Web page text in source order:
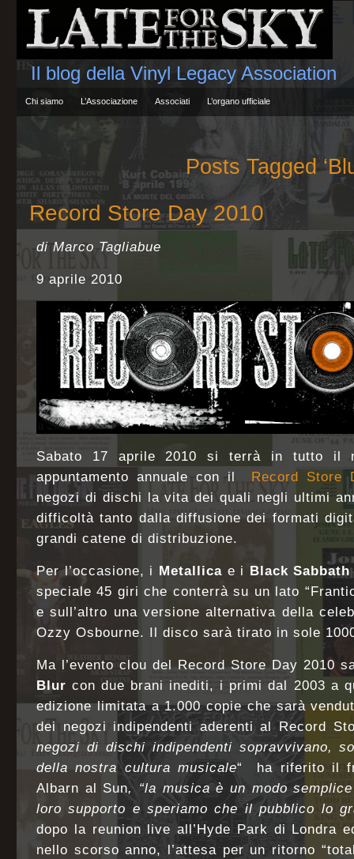
Il blog della Vinyl Legacy Association
Chi siamo L’Associazione Associati L’organo ufficiale
Posts Tagged
Record Store Day 2010
di Marco Tagliabue
9 aprile 2010
Sabato 17 aprile 2010 si terrà in tutto il
appuntamento annuale con il Record Store
negozi di dischi la vita dei quali negli ultimi
difficoltà tanto dalla diffusione dei formati
grandi catene di distribuzione.
Per l’occasione, i Metallicae i Black Sabbath
speciale 45 giri che conterrà su un lato
e sull’altro una versione alternativa della
Ozzy Osbourne. Il disco sarà tirato in sole
Ma l’evento clou del Record Store Day 2010
Blurcon due brani inediti, i primi dal 2003 a
edizione limitata a 1.000 copie che sarà
dei negozi indipendenti aderenti al Record
negozi di dischi indipendenti sopravvivano,
della nostra cultura musicale“ ha riferito il
Albarn al Sun, “la musica è un modo
loro supporto e speriamo che il pubblico lo
dopo la reunion live all’Hyde Park di Londra
nello scorso anno, l’attesa per un ritorno